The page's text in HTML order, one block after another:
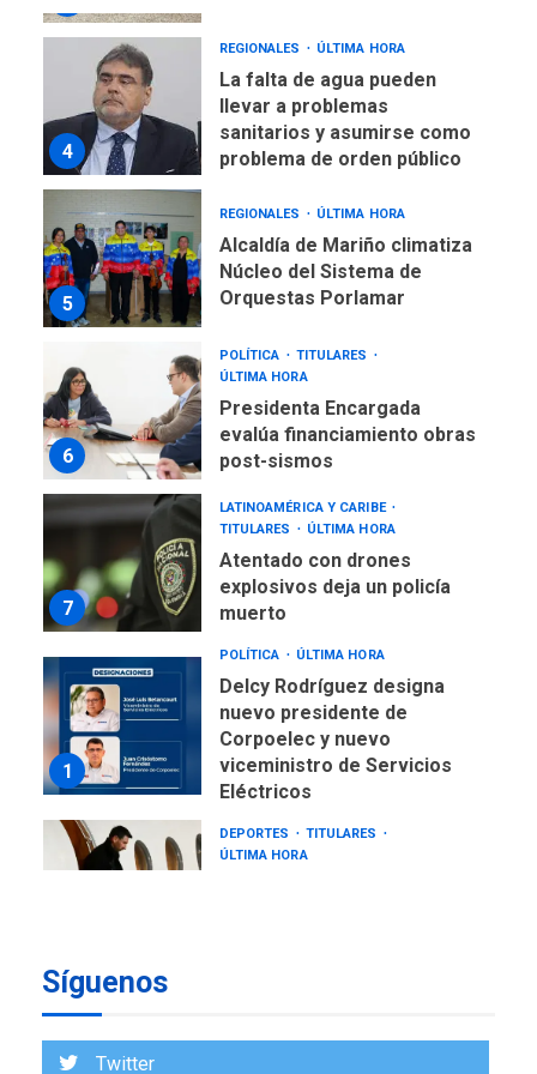
4
REGIONALES ÚLTIMA HORA
La falta de agua pueden
llevar a problemas
sanitarios y asumirse como
problema de orden público
5
REGIONALES ÚLTIMA HORA
Alcaldía de Mariño climatiza
Núcleo del Sistema de
Orquestas Porlamar
6
POLÍTICA
TITULARES
ÚLTIMA HORA
Presidenta Encargada
evalúa financiamiento obras
post-sismos
7
LATINOAMÉRICA Y CARIBE
TITULARES
ÚLTIMA HORA
Atentado con drones
explosivos deja un policía
muerto
1
POLÍTICA ÚLTIMA HORA
Delcy Rodríguez designa
nuevo presidente de
Corpoelec y nuevo
viceministro de Servicios
Eléctricos
DEPORTES
TITULARES
ÚLTIMA HORA
Síguenos
Twitter